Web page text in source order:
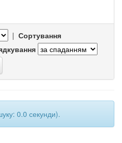
| Сортування
0.0 секунди).